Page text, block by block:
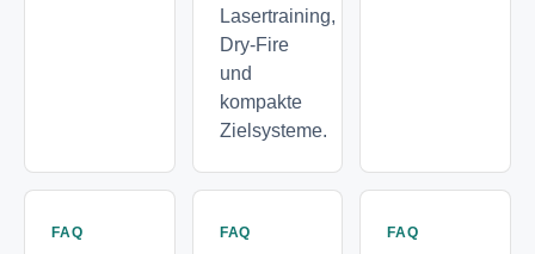
Lasertraining,
Dry-Fire
und
kompakte
Zielsysteme.
FAQ FAQ FAQ